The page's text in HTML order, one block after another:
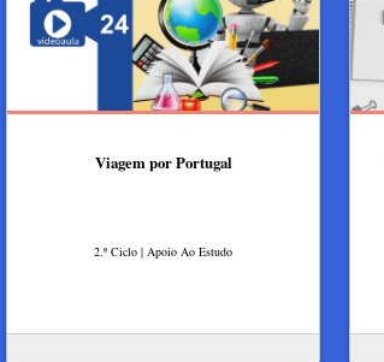
Viagem por Portugal
2.º Ciclo | Apoio Ao Estudo